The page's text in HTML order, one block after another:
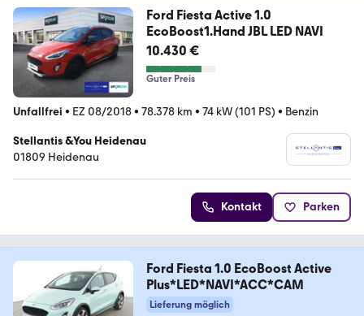
Ford Fiesta Active 1.0
EcoBoost1.Hand JBL LED NAVI
10.430 €
Guter Preis
Unfallfrei • EZ 08/2018• 78.378 km • 74 kW (101 PS) • Benzin
Stellantis &You Heidenau
01809 Heidenau
Kontakt Parken
Ford Fiesta 1.0 EcoBoost Active
Plus*LED*NAVI*ACC*CAM
Lieferung möglich